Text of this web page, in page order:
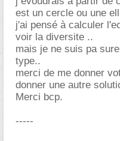
est un cercle ou une
j'ai pensé à calculer
voir la diversite ..
mais je ne suis pa
type..
merci de me donner
donner une autre
Merci bcp.
-----